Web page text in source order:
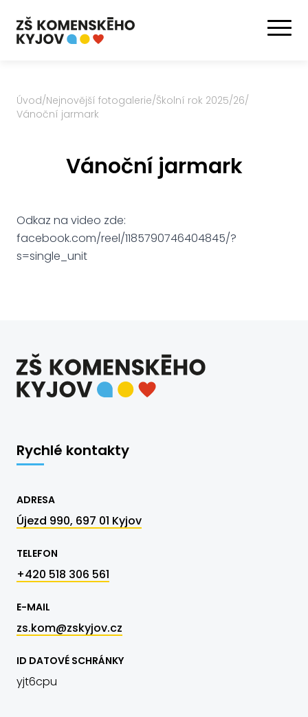
Úvod/Nejnovější fotogalerie/Školní rok 2025/26/
Vánoční jarmark
Vánoční jarmark
Odkaz na video zde:
facebook.com/reel/1185790746404845/?
s=single_unit
Rychlé kontakty
ADRESA
Újezd 990, 697 01 Kyjov
TELEFON
+420 518 306 561
E-MAIL
zs.kom@zskyjov.cz
ID DATOVÉ SCHRÁNKY
yjt6cpu